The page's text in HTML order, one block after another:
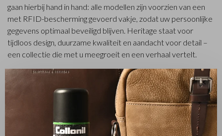
gaan hierbij hand in hand: alle modellen zijn voorzien van een
met RFID-bescherming gevoerd vakje, zodat uw persoonlijke
gegevens optimaal beveiligd blijven. Heritage staat voor
tijdloos design, duurzame kwaliteit en aandacht voor detail –
een collectie die met u meegroeit en een verhaal vertelt.
✕